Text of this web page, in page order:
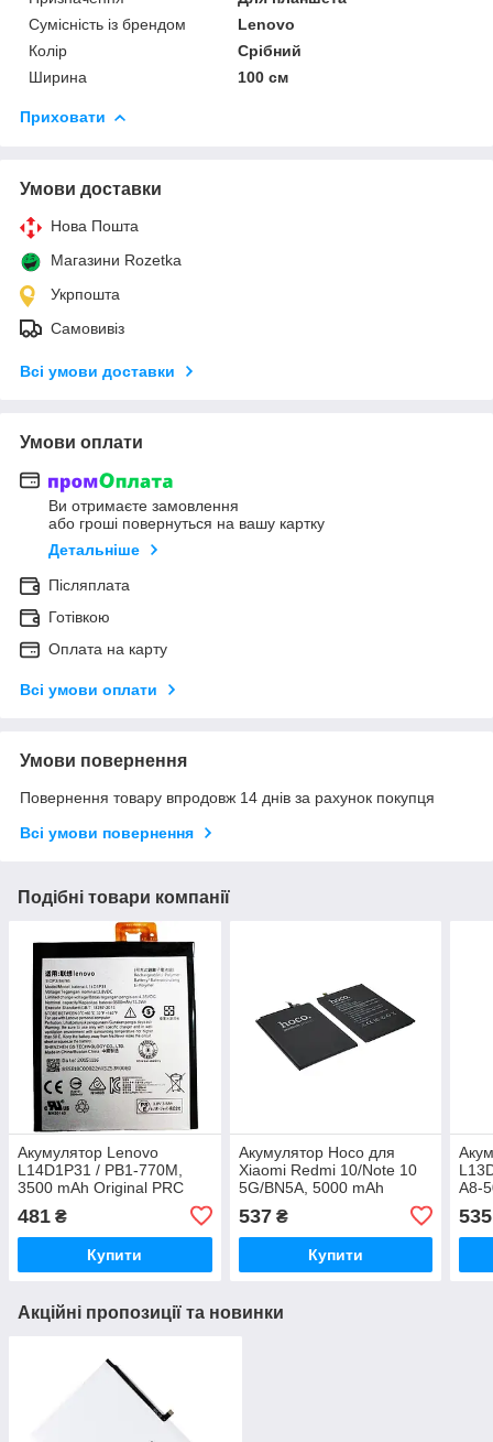
Сумісність із брендом
Lenovo
Колір
Срібний
Ширина
100 см
Приховати
Умови доставки
Нова Пошта
Магазини Rozetka
Укрпошта
Самовивіз
Всі умови доставки
Умови оплати
Ви отримаєте замовлення
або гроші повернуться на вашу картку
Детальніше
Післяплата
Готівкою
Оплата на карту
Всі умови оплати
Умови повернення
Повернення товару впродовж 14 днів за рахунок покупця
Всі умови повернення
Подібні товари компанії
Акумулятор Lenovo
L14D1P31 / PB1-770M,
3500 mAh Original PRC
481 ₴
Купити
Акумулятор Hoco для
Xiaomi Redmi 10/Note 10
5G/BN5A, 5000 mAh
537₴
Купити
A8-
535
Акційні пропозиції та новинки